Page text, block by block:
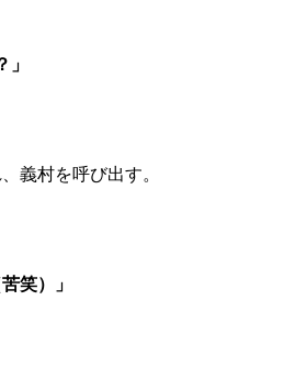
」
義村を呼び出す。
笑）」